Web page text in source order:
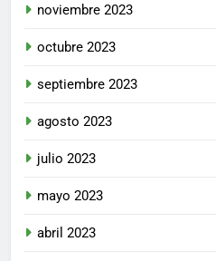
noviembre 2023
octubre 2023
septiembre 2023
agosto 2023
julio 2023
mayo 2023
abril 2023